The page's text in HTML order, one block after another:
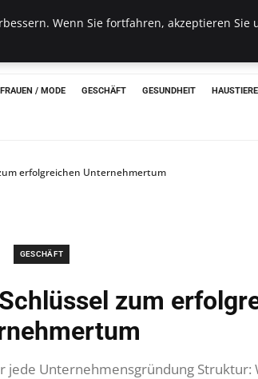
FRAUEN / MODE GESCHÄFT GESUNDHEIT HAUSTIERE
erfolgreichen Unternehmertum
GESCHÄFT
zum
jede Unternehmensgründung Struktur:
Wenn Sie fortfahren, akzeptieren